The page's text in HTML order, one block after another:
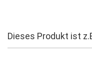
Dieses Produkt ist